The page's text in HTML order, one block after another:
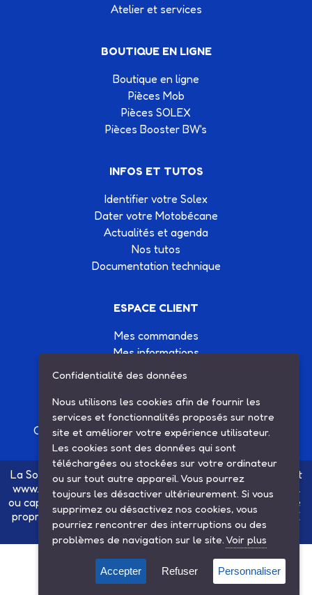
Atelier et services
BOUTIQUE EN LIGNE
Boutique en ligne
Pièces Mob
Pièces SOLEX
Pièces Booster BW's
INFOS ET TUTOS
Identifier votre Solex
Dater votre Motobécane
Actualités et agenda
Nos tutos
Documentation technique
ESPACE CLIENT
Mes commandes
Mes informations
Mes listes d'achats
Contactez-nous
Création site Internet Factor’IT|Mentions légales
La Société SARL ETS MAUGER, exploitante du site internet
www.ets-mauger.com, n'a aucun lien juridique, commercial
ou capitalistique avec la société SINBAR - Groupe Easybike
propriétaire des marques SOLEX, VELOSOLEX, SOLEXINE
et E-SOLEX.
Confidentialité des données
Nous utilisons les cookies afin de fournir les
services et fonctionnalités proposés sur notre
site et améliorer votre expérience utilisateur.
Les cookies sont des données qui sont
téléchargées ou stockées sur votre ordinateur
ou sur tout autre appareil. Vous pourrez
toujours les désactiver ultérieurement. Si vous
supprimez ou désactivez nos cookies, vous
pourriez rencontrer des interruptions ou des
problèmes de navigation sur le site. Voir plus
Accepter Refuser Personnaliser